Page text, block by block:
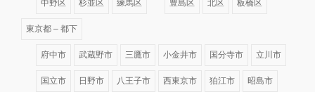
中野区 杉並区 練馬区 豊島区 北区 板橋区
東京都 – 都下
府中市 武蔵野市 三鷹市 小金井市 国分寺市 立川市
国立市 日野市 八王子市 西東京市 狛江市 昭島市